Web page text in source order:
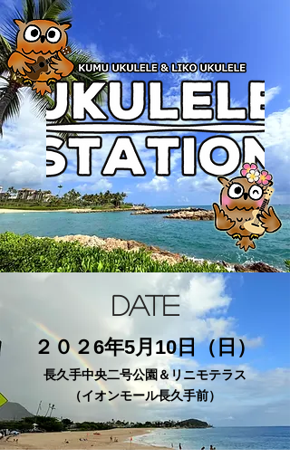
DATE
２０２6年5月10日（日）
長久手中央二号公園＆リニモテラス
​（イオンモール長久手前）